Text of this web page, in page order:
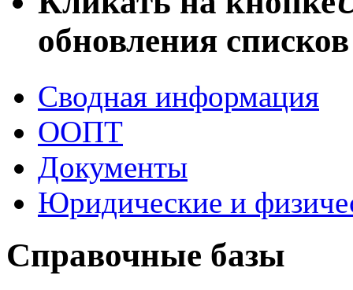
обновления
Сводная информация
ООПТ
Документы
Юридические и
Справочные базы